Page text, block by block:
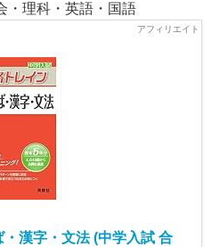
・理科・英語・国語
漢字・文法 (中学入試 合